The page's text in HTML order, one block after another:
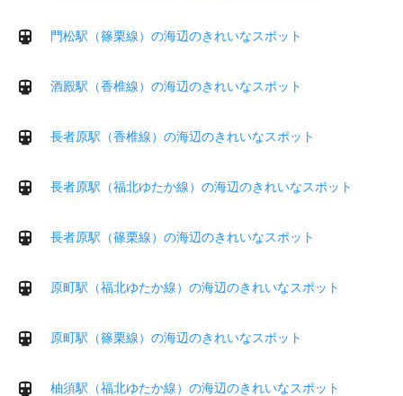
門松駅（篠栗線）の海辺のきれいなスポット
酒殿駅（香椎線）の海辺のきれいなスポット
長者原駅（香椎線）の海辺のきれいなスポット
長者原駅（福北ゆたか線）の海辺のきれいなスポット
長者原駅（篠栗線）の海辺のきれいなスポット
原町駅（福北ゆたか線）の海辺のきれいなスポット
原町駅（篠栗線）の海辺のきれいなスポット
柚須駅（福北ゆたか線）の海辺のきれいなスポット